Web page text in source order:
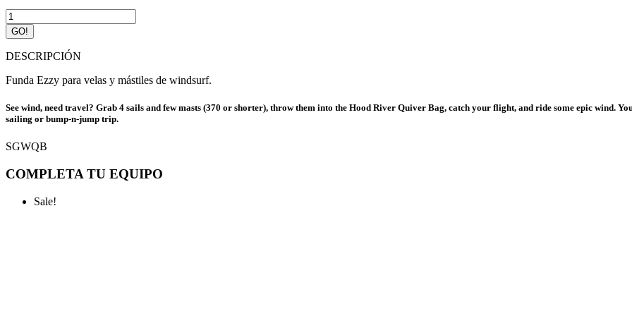
Funda
para
velas
Ezzy
Bag
GO!
DESCRIPCIÓN
Funda Ezzy para velas y mástiles de windsurf.
See wind, need travel? Grab 4 sails and few masts (370 or shorter), throw them into the Hood River Quiver Bag, catch your flight, and ride some epic wind.
sailing or bump-n-jump trip.
SGWQB
COMPLETA TU EQUIPO
Sale!